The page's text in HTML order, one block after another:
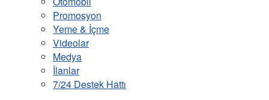
Promosyon
Yeme & İçme
Videolar
Medya
İlanlar
7/24 Destek Hattı